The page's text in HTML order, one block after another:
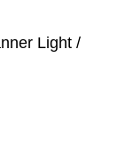
Light /